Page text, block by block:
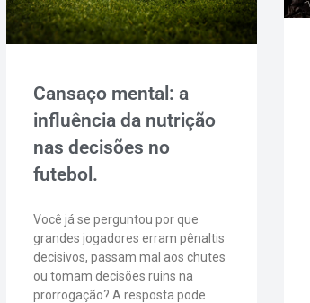
Cansaço mental: a
influência da nutrição
nas decisões no
futebol.
Você já se perguntou por que
grandes jogadores erram pênaltis
decisivos, passam mal aos chutes
ou tomam decisões ruins na
prorrogação? A resposta pode